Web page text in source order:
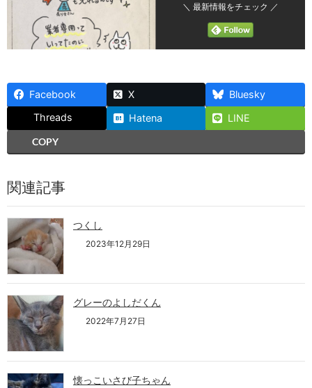
＼ 最新情報をチェック ／
Facebook X
Bluesky
Threads
Hatena
LINE
COPY
関連記事
つくし
2023年12月29日
グレーのよしだくん
2022年7月27日
懐っこいさび子ちゃん